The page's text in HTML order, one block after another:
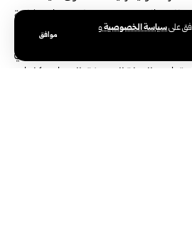
علىسياسة الخصوصيةو
موافق
للاتصالات دورين بوغدان – مارتن كلمة
الدولي لضمان توظيف تقنيات الذكاء
المستدامة، كما ألقى المستشار الفيدرالي
باسم الدولة المضيفة، إلى جانب كلمات